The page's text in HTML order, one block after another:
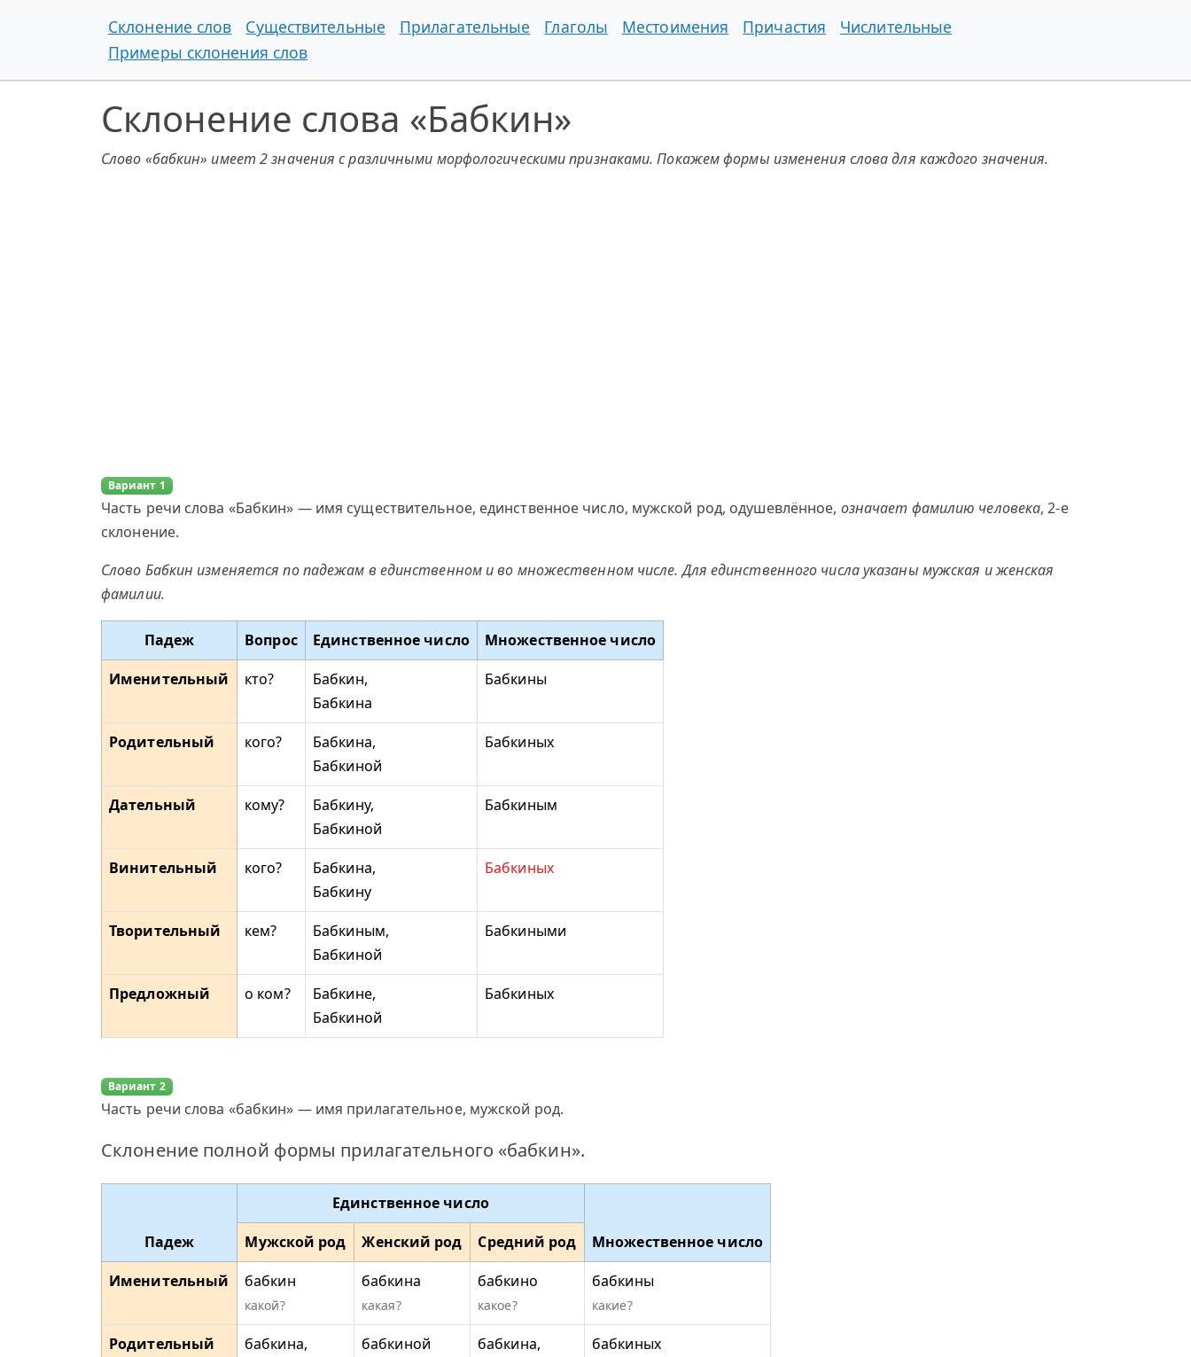
Склонение слов Существительные Прилагательные Глаголы Местоимения Причастия
Числительные
Примеры склонения слов
Склонение слова «Бабкин»
Слово «бабкин» имеет 2 значения с различными морфологическими признаками. Покажем формы изменения слова для каждого значения.
Вариант 1
Часть речи слова «Бабкин» — имя существительное, единственное число, мужской род, одушевлённое, означает фамилию человека, 2-е
склонение.
Слово Бабкин изменяется по падежам в единственном и во множественном числе. Для единственного числа указаны мужская и женская
фамилии.
Падеж Вопрос Единственное число
Множественное число
Именительный
кто?
Бабкин,
Бабкина
Бабкины
Родительный кого?
Бабкина,
Бабкиной
Бабкиных
Дательный кому?
Бабкину,
Бабкиной
Бабкиным
Винительный кого?
Бабкина,
Бабкину
Бабкиных
Творительный кем?
Бабкиным,
Бабкиной
Бабкиными
Предложный о ком?
Бабкине,
Бабкиной
Бабкиных
Вариант 2
Часть речи слова «бабкин» — имя прилагательное, мужской род.
Склонение полной формы прилагательного «бабкин».
Падеж
Единственное число
Множественное число
Мужской род Женский род
Средний род
Именительный
бабкин
какой?
бабкина
какая?
бабкино
какое?
бабкины
какие?
Родительный
бабкина,
бабкиной
бабкина,
бабкиных